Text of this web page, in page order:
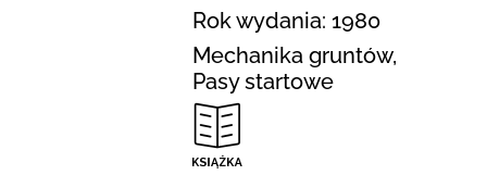
Rok wydania: 1980
Mechanika gruntów,
Pasy startowe